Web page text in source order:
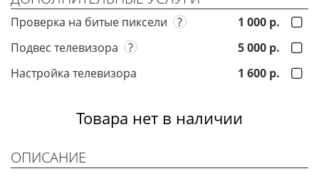
Проверка на битые пиксели ?
1 000 р.
Подвес телевизора
?
5 000 р.
Настройка телевизора
1 600 р.
Товара нет в наличии
ОПИСАНИЕ